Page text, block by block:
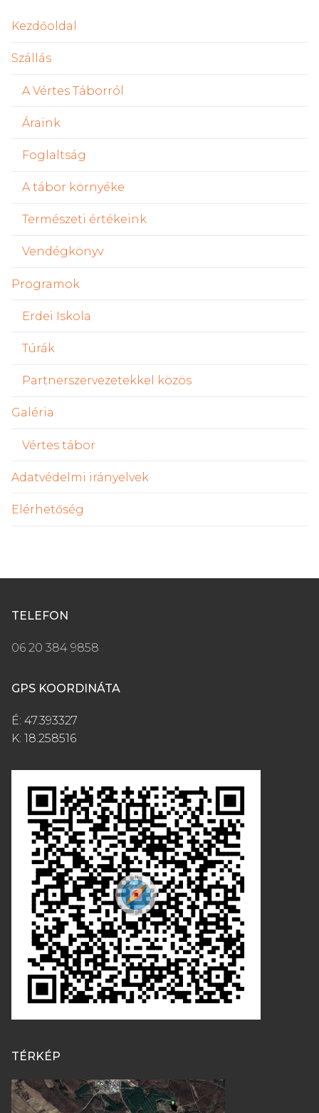
Kezdőoldal
Szállás
A Vértes Táborról
Áraink
Foglaltság
A tábor környéke
Természeti értékeink
Vendégkönyv
Programok
Erdei Iskola
Túrák
Partnerszervezetekkel közös
Galéria
Vértes tábor
Adatvédelmi irányelvek
Elérhetőség
TELEFON
06 20 384 9858
GPS KOORDINÁTA
É: 47.393327
K: 18.258516
TÉRKÉP